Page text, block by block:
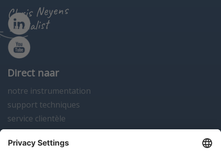
Chris Neyens
specialist
Direct naar
notre instrumentation
support techniques
service clientèle
actualités
contact